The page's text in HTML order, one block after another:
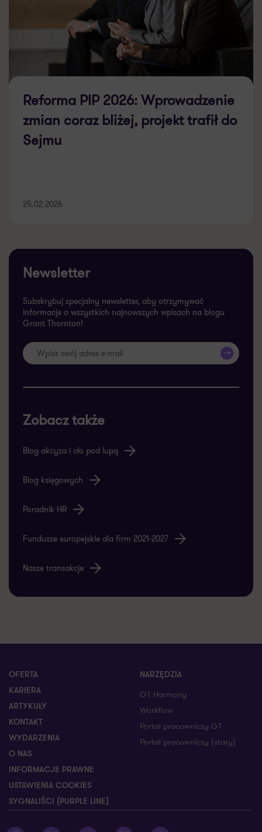
Reforma PIP 2026: Wprowadzenie
zmian coraz bliżej, projekt trafił do
Sejmu
25.02.2026
Newsletter
Subskrybuj specjalny newsletter, aby otrzymywać
informacje o wszystkich najnowszych wpisach na blogu
Grant Thornton!
>>
Zobacz także
Blog akcyza i cło pod lupą
Blog księgowych
Poradnik HR
Fundusze europejskie dla firm 2021-2027
Nasze transakcje
OFERTA
KARIERA
ARTYKUŁY
KONTAKT
WYDARZENIA
O NAS
INFORMACJE PRAWNE
USTAWIENIA COOKIES
SYGNALIŚCI (PURPLE LINE)
NARZĘDZIA
GT Harmony
Workflow
Portal pracowniczy GT
Portal pracowniczy (stary)